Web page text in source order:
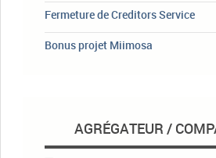
Fermeture de Creditors Service
Bonus projet Miimosa
AGRÉGATEUR /